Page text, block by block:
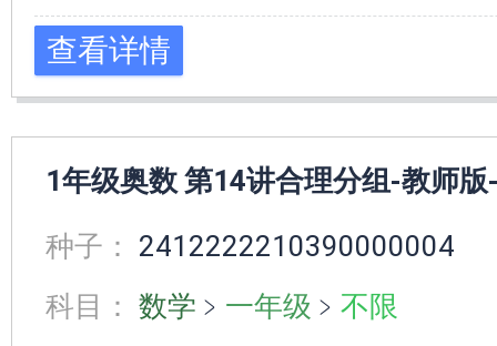
查看详情
1年级奥数 第14讲合理分组-教师版
种子： 2412222210390000004
科目： 数学 ﹥ 一年级 ﹥ 不限